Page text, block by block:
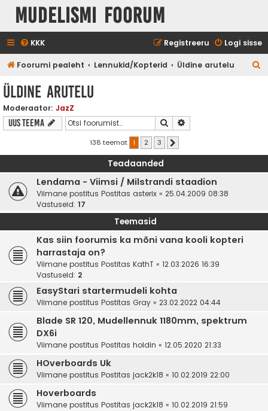
Mudelismi foorum
KKK Logi sisse
Registreeru
Foorumi pealeht Lennukid/Kopterid Üldine arutelu
Üldine arutelu
Moderaator: JazZ
Uus teema Otsi
138 teemat 1 2 3
Teadaanded
Lendama - Viimsi / Milstrandi staadion
Viimane postitus Postitas asterix « 25.04.2009 08:38
Vastuseid: 17
Teemasid
Kas siin foorumis ka mõni vana kooli kopteri
harrastaja on?
Viimane postitus Postitas KathT « 12.03.2026 16:39
Vastuseid: 2
EasyStari startermudeli kohta
Viimane postitus Postitas Gray « 23.02.2022 04:44
Blade SR 120, Mudellennuk 1180mm, spektrum
DX6i
Viimane postitus Postitas holdin « 12.05.2020 21:33
HOverboards Uk
Viimane postitus Postitas jack2k18 « 10.02.2019 22:00
Hoverboards
Viimane postitus Postitas jack2k18 « 10.02.2019 21:59